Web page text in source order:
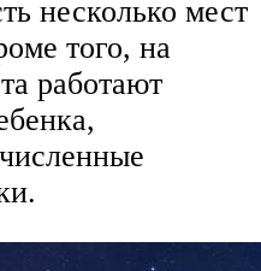
несколько мест
того, на
работают